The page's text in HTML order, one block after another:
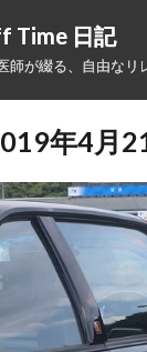
Time 日記
師が綴る、自由なリ
年4月